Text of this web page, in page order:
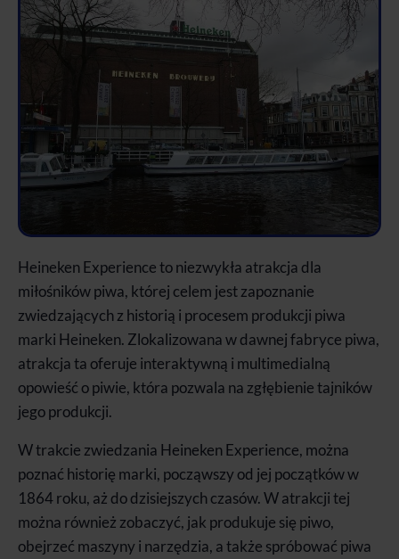
Heineken Experience to niezwykła atrakcja dla
miłośników piwa, której celem jest zapoznanie
zwiedzających z historią i procesem produkcji piwa
marki Heineken. Zlokalizowana w dawnej fabryce piwa,
atrakcja ta oferuje interaktywną i multimedialną
opowieść o piwie, która pozwala na zgłębienie tajników
jego produkcji.
W trakcie zwiedzania Heineken Experience, można
poznać historię marki, począwszy od jej początków w
1864 roku, aż do dzisiejszych czasów. W atrakcji tej
można również zobaczyć, jak produkuje się piwo,
obejrzeć maszyny i narzędzia, a także spróbować piwa